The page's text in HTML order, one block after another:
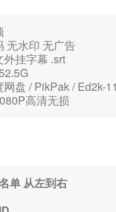
无水印 无广告
外挂字幕 .srt
网盘 / PikPak / Ed2k-
高清无损
单 从左到右